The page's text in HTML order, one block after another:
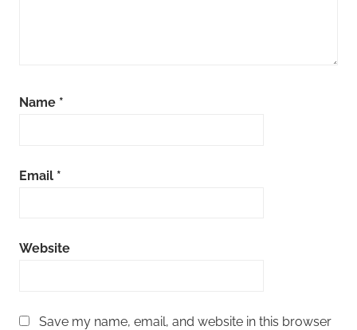
Name *
Email *
Website
Save my name, email, and website in this browser